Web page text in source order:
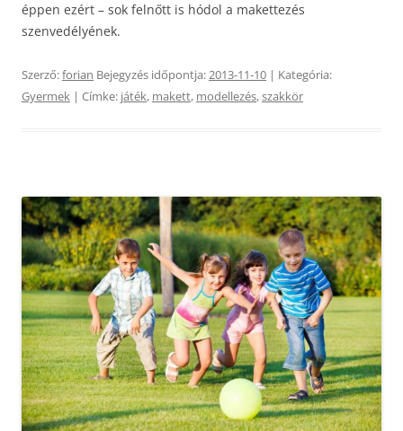
éppen ezért – sok felnőtt is hódol a makettezés
szenvedélyének.
Szerző:forian Bejegyzés időpontja:2013-11-10 | Kategória:
Gyermek | Címke: játék, makett, modellezés,szakkör